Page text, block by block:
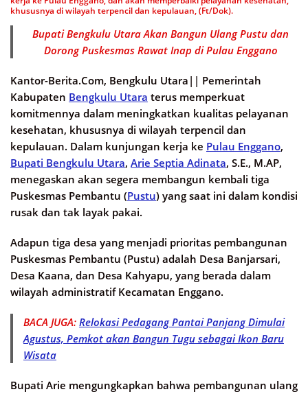
khususnya di wilayah terpencil dan kepulauan, (Ft/Dok).
Bupati Bengkulu Utara Akan Bangun Ulang Pustu dan
Dorong Puskesmas Rawat Inap di Pulau Enggano
Kantor-Berita.Com, Bengkulu Utara|| Pemerintah
Kabupaten Bengkulu Utara terus memperkuat
komitmennya dalam meningkatkan kualitas pelayanan
kesehatan, khususnya di wilayah terpencil dan
kepulauan. Dalam kunjungan kerja ke Pulau Enggano,
Bupati Bengkulu Utara, Arie Septia Adinata, S.E., M.AP,
menegaskan akan segera membangun kembali tiga
Puskesmas Pembantu (Pustu) yang saat ini dalam kondisi
rusak dan tak layak pakai.
Adapun tiga desa yang menjadi prioritas pembangunan
Puskesmas Pembantu (Pustu) adalah Desa Banjarsari,
Desa Kaana, dan Desa Kahyapu, yang berada dalam
wilayah administratif Kecamatan Enggano.
BACA JUGA: Relokasi Pedagang Pantai Panjang Dimulai
Agustus, Pemkot akan Bangun Tugu sebagai Ikon Baru
Wisata
Bupati Arie mengungkapkan bahwa pembangunan ulang